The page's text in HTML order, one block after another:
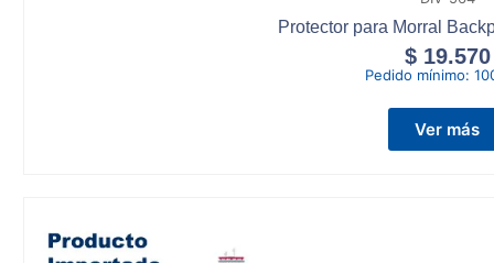
Protector para Morral
$19.570
Pedido mínimo:
Ver más